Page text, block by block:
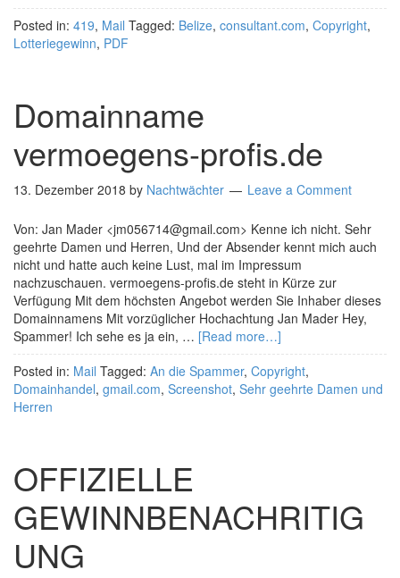
Posted in: 419, Mail Tagged: Belize, consultant.com, Copyright,
Lotteriegewinn, PDF
Domainname
vermoegens-profis.de
13. Dezember 2018 by Nachtwächter Leave a Comment
Von: Jan Mader <jm056714@gmail.com> Kenne ich nicht. Sehr
geehrte Damen und Herren, Und der Absender kennt mich auch
nicht und hatte auch keine Lust, mal im Impressum
nachzuschauen. vermoegens-profis.de steht in Kürze zur
Verfügung Mit dem höchsten Angebot werden Sie Inhaber dieses
Domainnamens Mit vorzüglicher Hochachtung Jan Mader Hey,
Spammer! Ich sehe es ja ein, … [Read more…]
Posted in: Mail Tagged: An die Spammer, Copyright,
Domainhandel, gmail.com, Screenshot, Sehr geehrte Damen und
Herren
OFFIZIELLE
GEWINNBENACHRITIG
UNG